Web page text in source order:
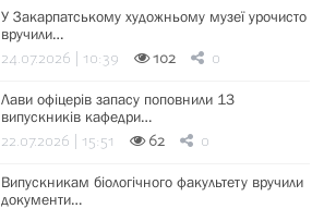
У Закарпатському художньому музеї урочисто
вручили…
24.07.2026 | 10:39 102 0
Лави офіцерів запасу поповнили 13
випускників кафедри…
22.07.2026 | 15:51 62 0
Випускникам біологічного факультету вручили
документи…